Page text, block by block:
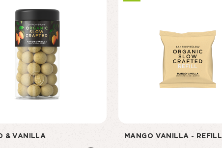
& VANILLA MANGO VANILLA - REFILL